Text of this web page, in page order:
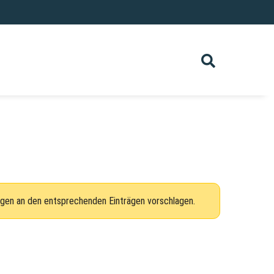
an den entsprechenden Einträgen vorschlagen.